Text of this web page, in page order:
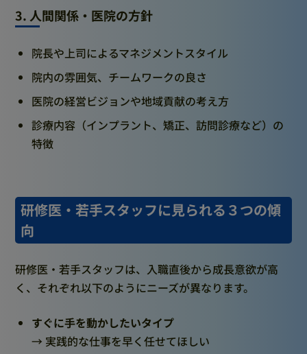
3. 人間関係・医院の方針
院長や上司によるマネジメントスタイル
院内の雰囲気、チームワークの良さ
医院の経営ビジョンや地域貢献の考え方
診療内容（インプラント、矯正、訪問診療など）の
特徴
研修医・若手スタッフに見られる３つの傾
向
研修医・若手スタッフは、入職直後から成長意欲が高
く、それぞれ以下のようにニーズが異なります。
すぐに手を動かしたいタイプ
→ 実践的な仕事を早く任せてほしい